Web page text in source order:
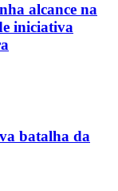
alcance na
iniciativa
batalha da